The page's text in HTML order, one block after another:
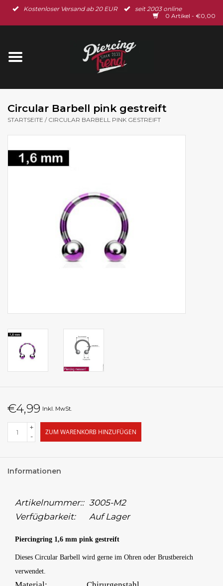
Kostenloser Versand ab 20 EUR
seit 2003 online
0 Artikel - €0,00
Startseite
Ohrschmuck
Gutscheine
Circular Barbell pink gestreift
STARTSEITE / CIRCULAR BARBELL PINK GESTREIFT
€4,99 Inkl. MwSt.
+
-
ZUM WARENKORB HINZUFÜGEN
Informationen
Artikelnummer:: 3005-M2
Verfügbarkeit:
Auf Lager
Piercingring 1,6 mm pink gestreift
Dieses Circular Barbell wird gerne im Ohren oder Brustbereich
verwendet.